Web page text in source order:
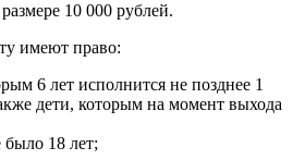
10 000 рублей.
имеют право:
6 лет исполнится не позднее 1
дети, которым на момент выхода
18 лет;